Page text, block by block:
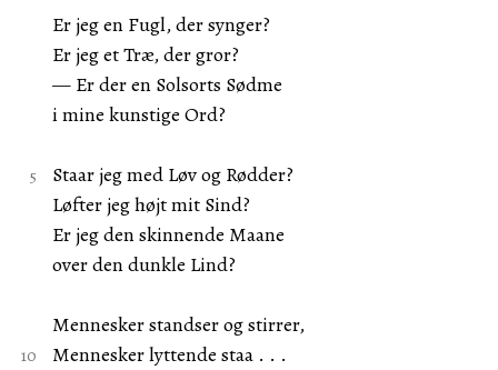
Er jeg en Fugl, der synger?
Er jeg et Træ, der gror?
— Er der en Solsorts Sødme
i mine kunstige Ord?
Staar jeg med Løv og Rødder?
Løfter jeg højt mit Sind?
Er jeg den skinnende Maane
over den dunkle Lind?
Mennesker standser og stirrer,
Mennesker lyttende staa . . .